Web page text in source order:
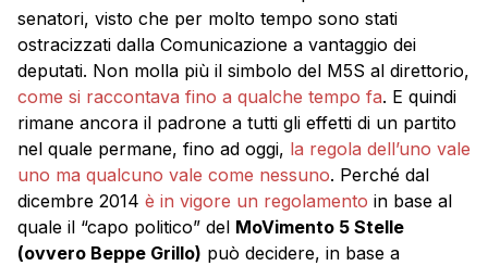
senatori, visto che per molto tempo sono stati
ostracizzati dalla Comunicazione a vantaggio dei
deputati. Non molla più il simbolo del M5S al direttorio,
come si raccontava fino a qualche tempo fa. E quindi
rimane ancora il padrone a tutti gli effetti di un partito
nel quale permane, fino ad oggi, la regola dell’uno vale
uno ma qualcuno vale come nessuno. Perché dal
dicembre 2014 è in vigore un regolamento in base al
quale il “capo politico” del MoVimento 5 Stelle
(ovvero Beppe Grillo) può decidere, in base a